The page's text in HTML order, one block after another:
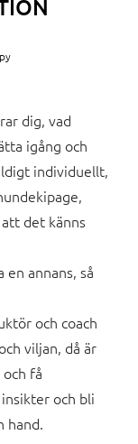
dig, vad
igång och
individuellt,
det känns
en annans, så
och coach
viljan, då är
få
och bli
hand.